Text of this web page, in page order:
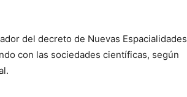
del decreto de Nuevas Espacialidades
con las sociedades científicas, según